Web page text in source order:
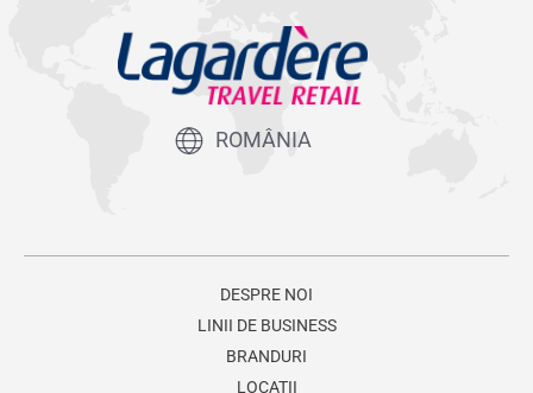
ROMÂNIA
DESPRE NOI
LINII DE BUSINESS
BRANDURI
LOCATII